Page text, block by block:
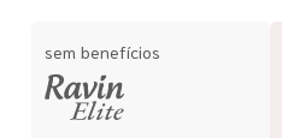
sem benefícios